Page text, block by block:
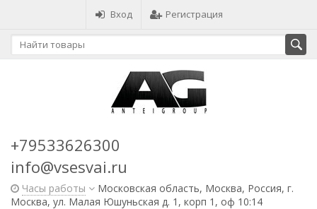
Вход Регистрация
+79533626300
info@vsesvai.ru
Часы работы
Московская область, Москва, Россия, г.
Москва, ул. Малая Юшуньская д. 1, корп 1, оф 10:14